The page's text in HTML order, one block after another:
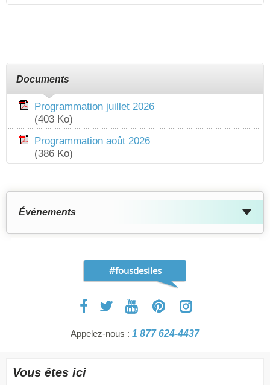
Documents
Programmation juillet 2026
(403 Ko)
Programmation août 2026
(386 Ko)
Événements
#fousdesiles
Appelez-nous : 1 877 624-4437
Vous êtes ici